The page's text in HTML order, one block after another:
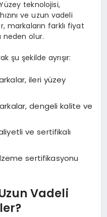
teknolojisi,
ve uzun vadeli
markaların farklı fiyat
neden olur.
şu şekilde ayrışır:
ileri yüzey
dengeli kalite ve
ve sertifikalı
sertifikasyonu
Vadeli